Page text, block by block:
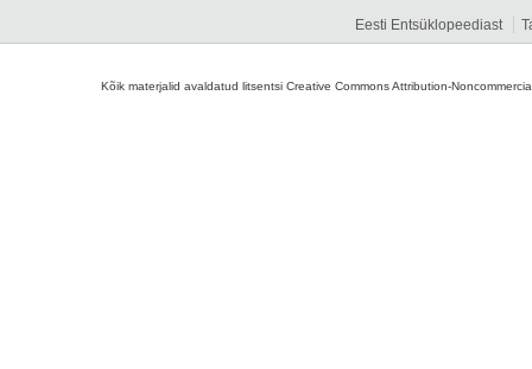
Eesti Entsüklopeediast
Kõik materjalid avaldatud litsentsi Creative Commons Attribution-